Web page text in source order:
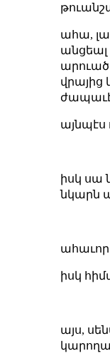
ահա,
անցեալ
վրայից
այնպէս
իսկ սա
նկարն
իսկ
այս,